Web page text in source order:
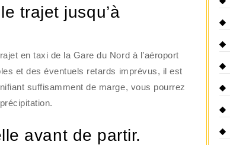
trajet jusqu’à
en taxi de la Gare du Nord à l’aéroport
et des éventuels retards imprévus, il est
suffisamment de marge, vous pourrez
avant de partir.